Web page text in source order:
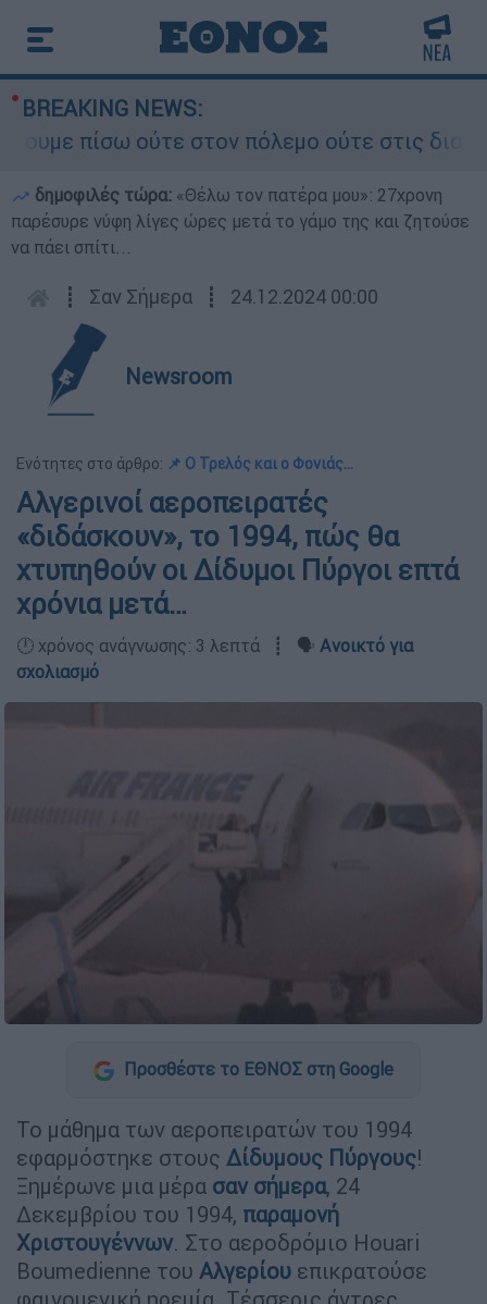
BREAKING NEWS:
ούτε στον πόλεμο ούτε στις
δημοφιλές τώρα: «Θέλω τον πατέρα μου»: 27χρονη
παρέσυρε νύφη λίγες ώρες μετά το γάμο της και ζητούσε
να πάει σπίτι...
┋ Σαν Σήμερα ┋ 24.12.2024 00:00
Newsroom
Ενότητες στο άρθρο: 📌 Ο Τρελός και ο Φονιάς...
Αλγερινοί αεροπειρατές
«διδάσκουν», το 1994, πώς θα
χτυπηθούν οι Δίδυμοι Πύργοι επτά
χρόνια μετά…
🕛 χρόνος ανάγνωσης: 3 λεπτά ┋ 🗣️ Ανοικτό για
σχολιασμό
Προσθέστε το ΕΘΝΟΣ στη Google
Το μάθημα των αεροπειρατών του 1994
εφαρμόστηκε στους Δίδυμους Πύργους!
Ξημέρωνε μια μέρα σαν σήμερα, 24
Δεκεμβρίου του 1994, παραμονή
Χριστουγέννων. Στο αεροδρόμιο Houari
Boumedienne του Αλγερίου επικρατούσε